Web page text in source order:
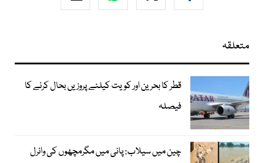
متعلقہ
قطر کا بحرین اور کویت کیلئے پروزیں بحال کرنے کا
فیصلہ
چین میں سیلاب: پانی میں مگرمچھوں کی وائرل